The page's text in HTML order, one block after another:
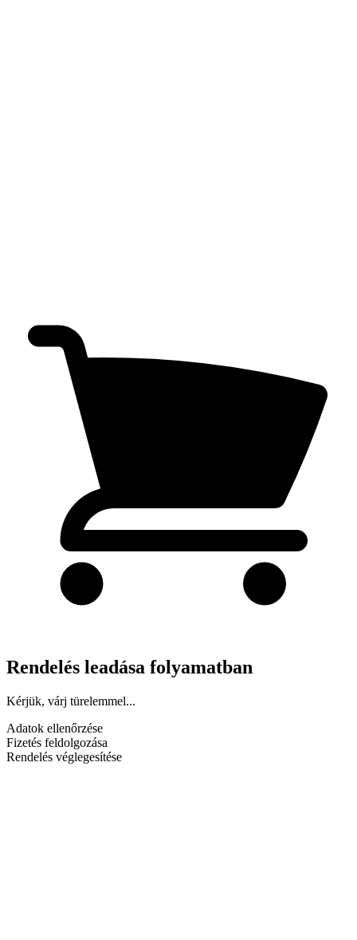
Rendelés leadása folyamatban
Kérjük, várj türelemmel...
Adatok ellenőrzése
Fizetés feldolgozása
Rendelés véglegesítése